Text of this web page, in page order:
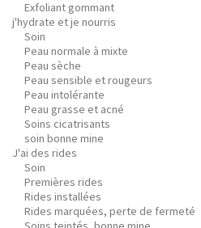
Exfoliant gommant
j'hydrate et je nourris
Soin
Peau normale à mixte
Peau sèche
Peau sensible et rougeurs
Peau intolérante
Peau grasse et acné
Soins cicatrisants
soin bonne mine
J'ai des rides
Soin
Premières rides
Rides installées
Rides marquées, perte de fermeté